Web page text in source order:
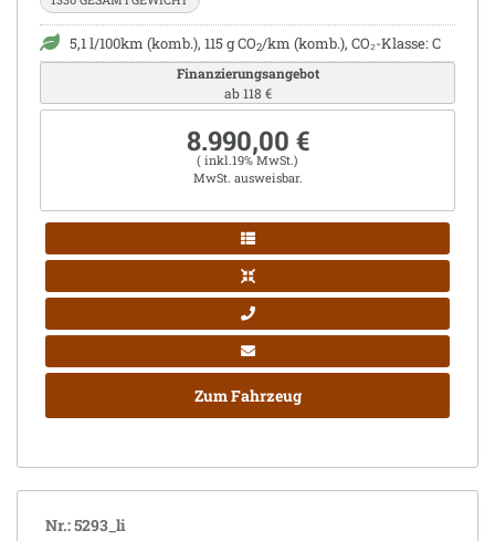
5,1 l/100km (komb.), 115 g CO2/km (komb.), CO₂-Klasse: C
Finanzierungsangebot
ab 118 €
8.990,00 €
( inkl.19% MwSt.)
MwSt. ausweisbar.
Zum Fahrzeug
Nr.: 5293_li